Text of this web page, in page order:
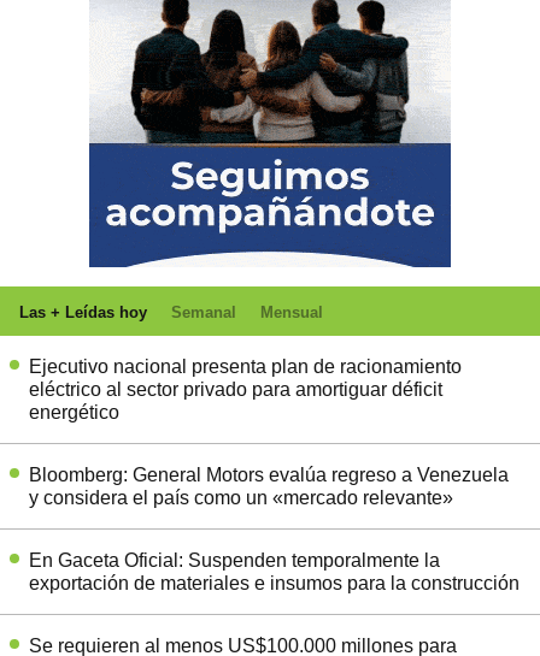
Las + Leídas hoy Semanal Mensual
Ejecutivo nacional presenta plan de racionamiento
eléctrico al sector privado para amortiguar déficit
energético
Bloomberg: General Motors evalúa regreso a Venezuela
y considera el país como un «mercado relevante»
En Gaceta Oficial: Suspenden temporalmente la
exportación de materiales e insumos para la construcción
Se requieren al menos US$100.000 millones para